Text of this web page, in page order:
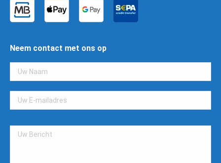
Neem contact met ons op
Gelieve
dit